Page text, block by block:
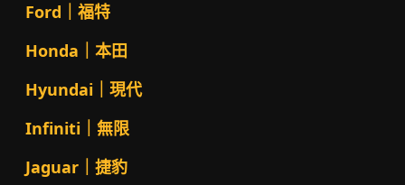
Ford｜福特
Honda｜本田
Hyundai｜現代
Infiniti｜無限
Jaguar｜捷豹